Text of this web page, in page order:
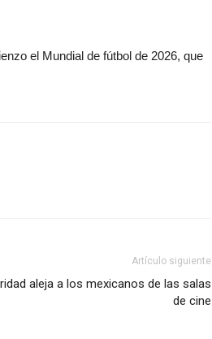
el Mundial de fútbol de 2026, que
Artículo siguiente
aleja a los mexicanos de las salas
de cine